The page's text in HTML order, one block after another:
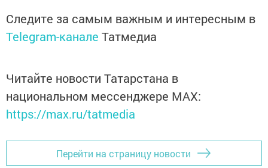
Следите за самым важным и интересным в
Telegram-канале Татмедиа
Читайте новости Татарстана в
национальном мессенджере MАХ:
https://max.ru/tatmedia
Перейти на страницу новости